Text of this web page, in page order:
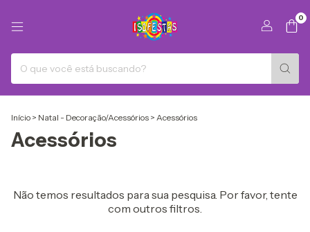
0
Início > Natal - Decoração/Acessórios > Acessórios
Acessórios
Não temos resultados para sua pesquisa. Por favor, tente
com outros filtros.